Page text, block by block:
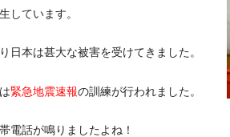
しています。
日本は甚大な被害を受けてきました。
緊急地震速報の訓練が行われました。
電話が鳴りましたよね！